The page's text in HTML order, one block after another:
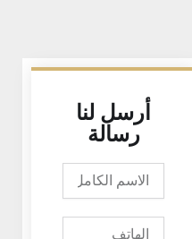
أرسل لنا
رسالة